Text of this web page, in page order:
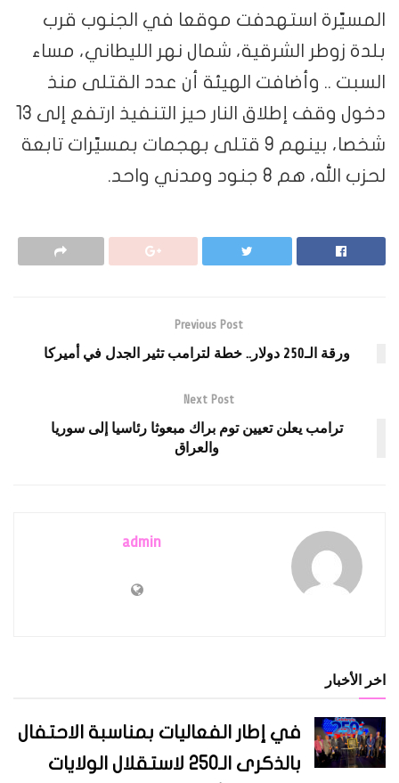
المسيّرة استهدفت موقعا في الجنوب قرب
بلدة زوطر الشرقية، شمال نهر الليطاني، مساء
السبت .. وأضافت الهيئة أن عدد القتلى منذ
دخول وقف إطلاق النار حيز التنفيذ ارتفع إلى 13
شخصا، بينهم 9 قتلى بهجمات بمسيّرات تابعة
لحزب الله، هم 8 جنود ومدني واحد.
Previous Post
ورقة الـ250 دولار.. خطة لترامب تثير الجدل في أميركا
Next Post
ترامب يعلن تعيين توم براك مبعوثا رئاسيا إلى سوريا
والعراق
admin
اخر الأخبار
في إطار الفعاليات بمناسبة الاحتفال
بالذكرى الـ250 لاستقلال الولايات